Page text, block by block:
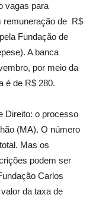
vagas para
remuneração de R$
Fundação de
A banca
por meio da
é de R$ 280.
Direito: o processo
(MA). O número
Mas os
podem ser
Carlos
da taxa de